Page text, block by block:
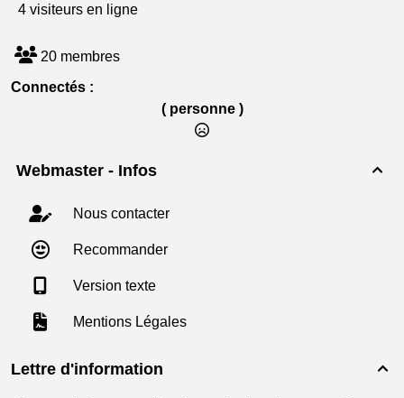
4 visiteurs en ligne
20 membres
Connectés :
( personne )

Webmaster - Infos
Nous contacter
Recommander
Version texte
Mentions Légales

Lettre d'information